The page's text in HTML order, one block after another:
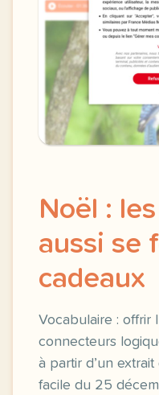
Noël :
aussi se
cadeaux
Vocabulaire : offrir
connecteurs
à partir d’un
facile du 25